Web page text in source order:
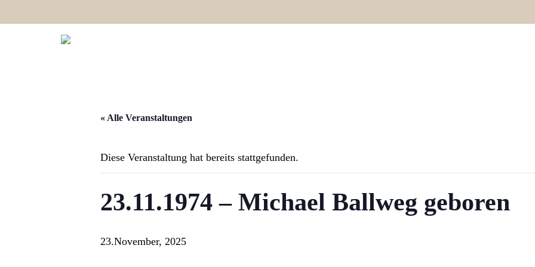
« Alle Veranstaltungen
Diese Veranstaltung hat bereits stattgefunden.
23.11.1974 – Michael Ballweg geboren
23.November, 2025